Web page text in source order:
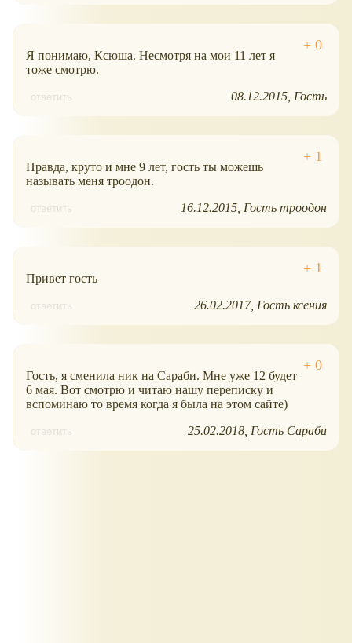
Я понимаю, Ксюша. Несмотря на мои 11 лет я
тоже смотрю.
ответить 08.12.2015 Гость
Правда, круто и мне 9 лет, гость ты можешь
называть меня троодон.
ответить 16.12.2015 Гость троодон
Привет гость
ответить 26.02.2017 Гость ксения
Гость, я сменила ник на Сараби. Мне уже 12 будет
6 мая. Вот смотрю и читаю нашу переписку и
вспоминаю то время когда я была на этом сайте)
ответить 25.02.2018 Гость Сараби